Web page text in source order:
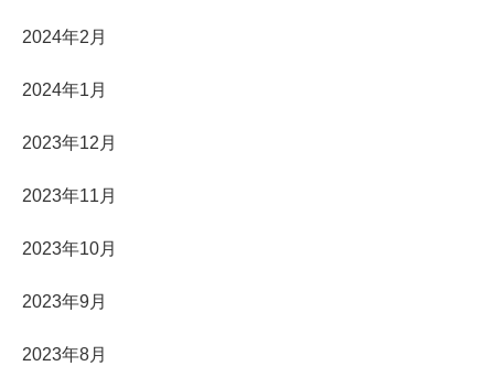
2024年2月
2024年1月
2023年12月
2023年11月
2023年10月
2023年9月
2023年8月